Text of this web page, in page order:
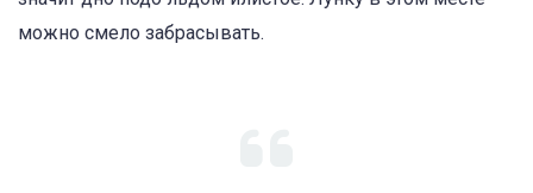
можно смело забрасывать.